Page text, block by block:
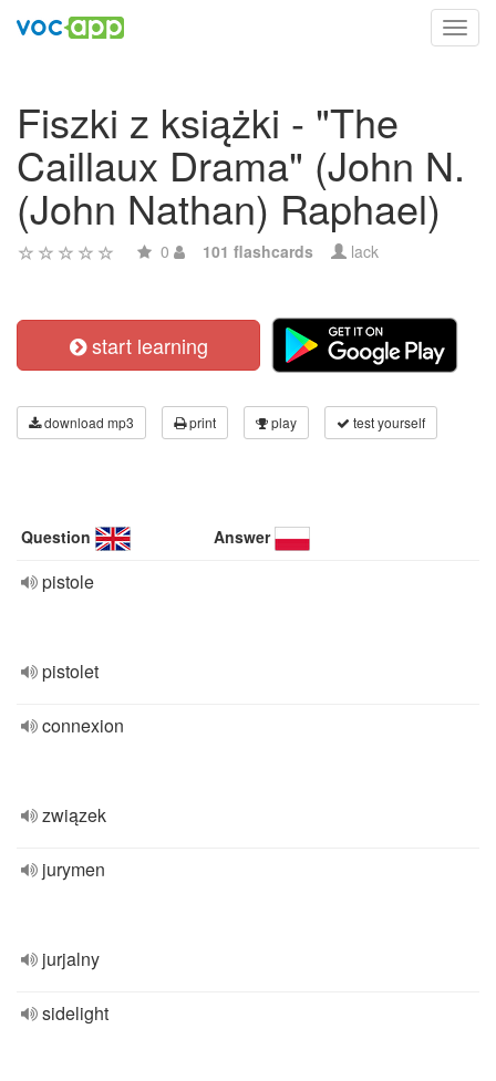
Fiszki z książki - "The
Caillaux Drama" (John N.
(John Nathan) Raphael)
0 101 flashcards lack
start learning
download mp3 print play test yourself
Question Answer
pistole
pistolet
connexion
związek
jurymen
jurjalny
sidelight